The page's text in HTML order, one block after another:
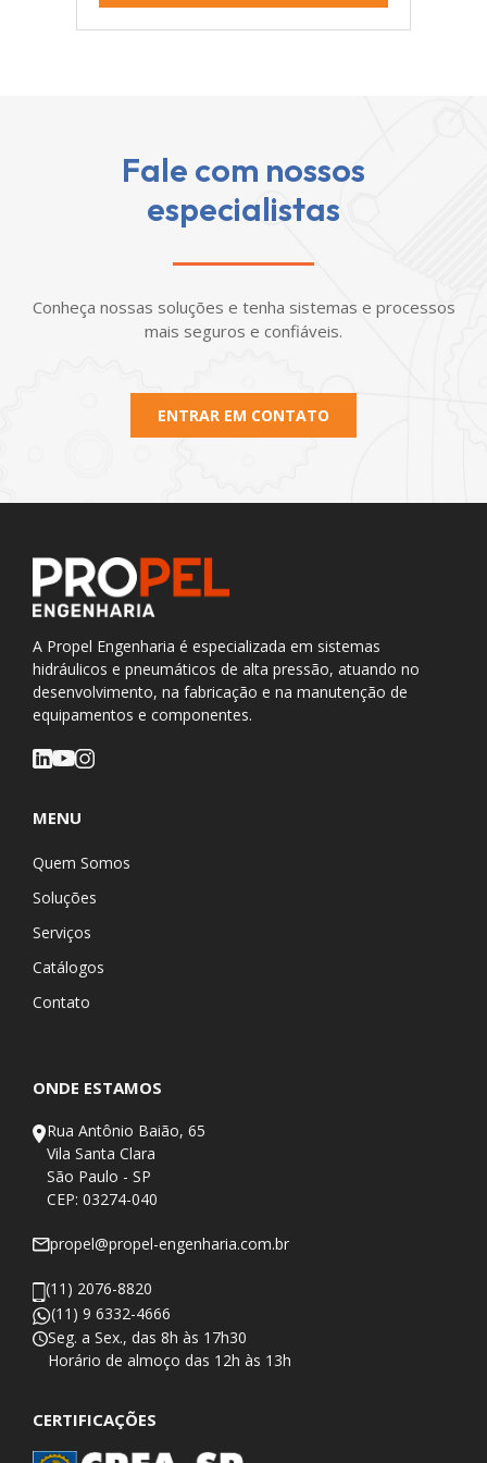
Fale com nossos
especialistas
Conheça nossas soluções e tenha sistemas e processos
mais seguros e confiáveis.
ENTRAR EM CONTATO
A Propel Engenharia é especializada em sistemas
hidráulicos e pneumáticos de alta pressão, atuando no
desenvolvimento, na fabricação e na manutenção de
equipamentos e componentes.
MENU
Quem Somos
Soluções
Serviços
Catálogos
Contato
ONDE ESTAMOS
Rua Antônio Baião, 65
Vila Santa Clara
São Paulo - SP
CEP: 03274-040
propel@propel-engenharia.com.br
(11) 2076-8820
(11) 9 6332-4666
Seg. a Sex., das 8h às 17h30
​Horário de almoço das 12h às 13h
CERTIFICAÇÕES